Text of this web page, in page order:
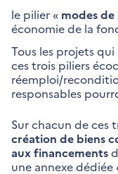
le pilier « modes
économie de la
Tous les projets qui
ces trois piliers
réemploi/
responsables
Sur chacun de ces
création de biens
aux financements
une annexe dédiée